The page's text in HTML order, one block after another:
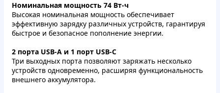
Номинальная мощность 74 Вт-ч
Высокая номинальная мощность обеспечивает
эффективную зарядку различных устройств, гарантируя
быстрое и безопасное пополнение энергии.
2 порта USB-A и 1 порт USB-C
Три выходных порта позволяют заряжать несколько
устройств одновременно, расширяя функциональность
внешнего аккумулятора.